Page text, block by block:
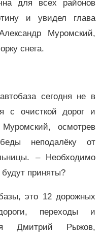
для всех районов
и увидел глава
Муромский,
снега.
сегодня не в
с очисткой дорог и
осмотрев
неподалёку от
– Необходимо
приняты?
это 12 дорожных
переходы и
Дмитрий Рыжов,